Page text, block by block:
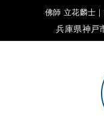
佛師 立花麟士
兵庫県神戸